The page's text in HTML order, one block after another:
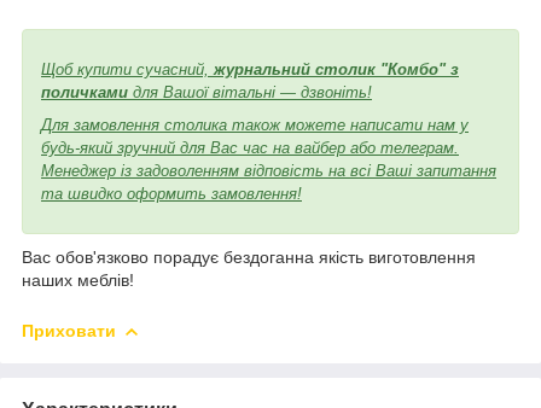
Щоб купити сучасний, журнальний столик "Комбо" з
поличками для Вашої вітальні — дзвоніть!
Для замовлення столика також можете написати нам у
будь-який зручний для Вас час на вайбер або телеграм.
Менеджер із задоволенням відповість на всі Ваші запитання
та швидко оформить замовлення!
Вас обов'язково порадує бездоганна якість виготовлення
наших меблів!
Приховати